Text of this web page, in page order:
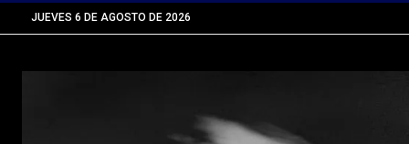
JUEVES 6 DE AGOSTO DE 2026